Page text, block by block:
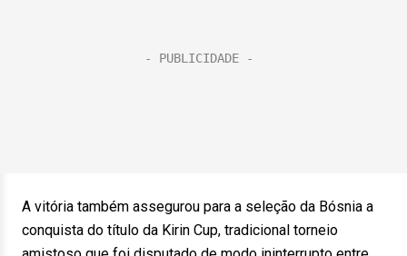
A vitória também assegurou para a seleção da Bósnia a
conquista do título da Kirin Cup, tradicional torneio